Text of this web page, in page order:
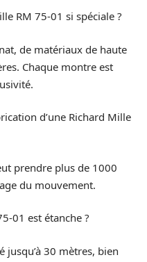
RM 75-01 si spéciale ?
de matériaux de haute
Chaque montre est
d’une Richard Mille
prendre plus de 1000
du mouvement.
01 est étanche ?
jusqu’à 30 mètres, bien